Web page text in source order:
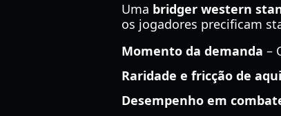
Uma bridger western
os jogadores precificam
Momento da demanda –
Raridade e fricção de
Desempenho em